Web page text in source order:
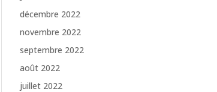
décembre 2022
novembre 2022
septembre 2022
août 2022
juillet 2022